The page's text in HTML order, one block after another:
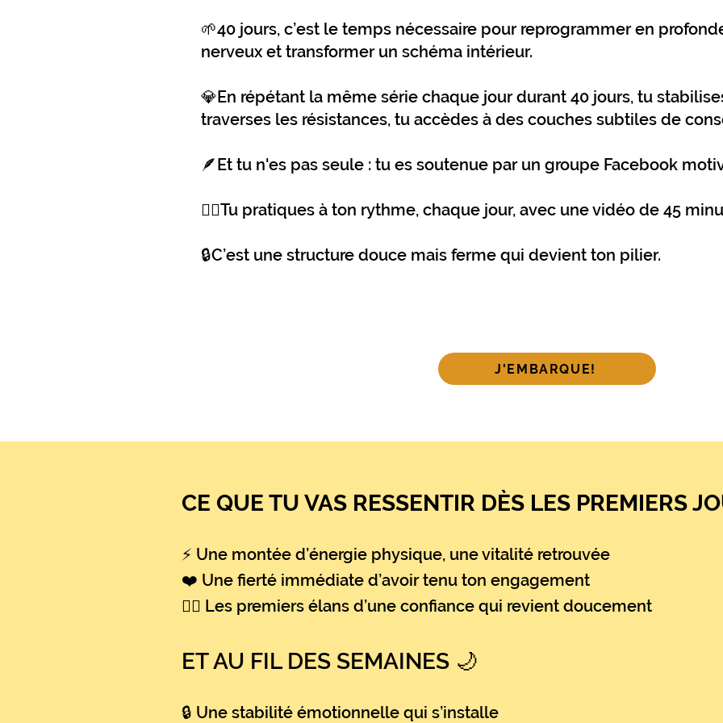
🌱40 jours, c’est le temps nécessaire pour reprogrammer en
nerveux et transformer un schéma intérieur.
💎En répétant la même série chaque jour durant 40 jours, tu
traverses les résistances, tu accèdes à des couches subtiles de
🪶Et tu n'es pas seule : tu es soutenue par un groupe Facebook
🧘‍♀️Tu pratiques à ton rythme, chaque jour, avec une vidéo de 45
🔒C’est une structure douce mais ferme qui devient ton pilier.
J'EMBARQUE!
CE QUE TU VAS RESSENTIR DÈS LES PREMIERS
⚡ Une montée d’énergie physique, une vitalité retrouvée
❤️ Une fierté immédiate d’avoir tenu ton engagement
🧘‍♀️ Les premiers élans d’une confiance qui revient doucement
ET AU FIL DES SEMAINES 🌙
🔒 Une stabilité émotionnelle qui s’installe